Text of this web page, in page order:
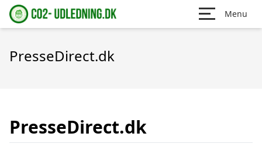
Menu
PresseDirect.dk
PresseDirect.dk